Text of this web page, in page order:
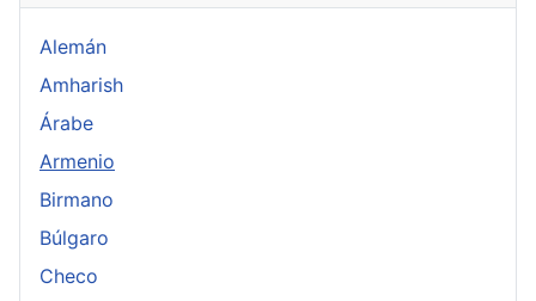
Alemán
Amharish
Árabe
Armenio
Birmano
Búlgaro
Checo